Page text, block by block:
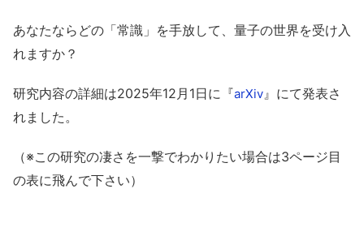
あなたならどの「常識」を手放して、量子の世界を受け入
れますか？
研究内容の詳細は2025年12月1日に『arXiv』にて発表さ
れました。
（※この研究の凄さを一撃でわかりたい場合は3ページ目
の表に飛んで下さい）